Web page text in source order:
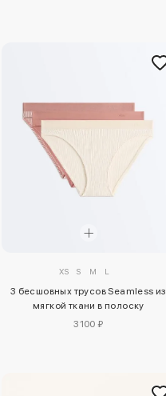
XS S M L
3 бесшовных трусов Seamless из
мягкой ткани в полоску
3100 ₽